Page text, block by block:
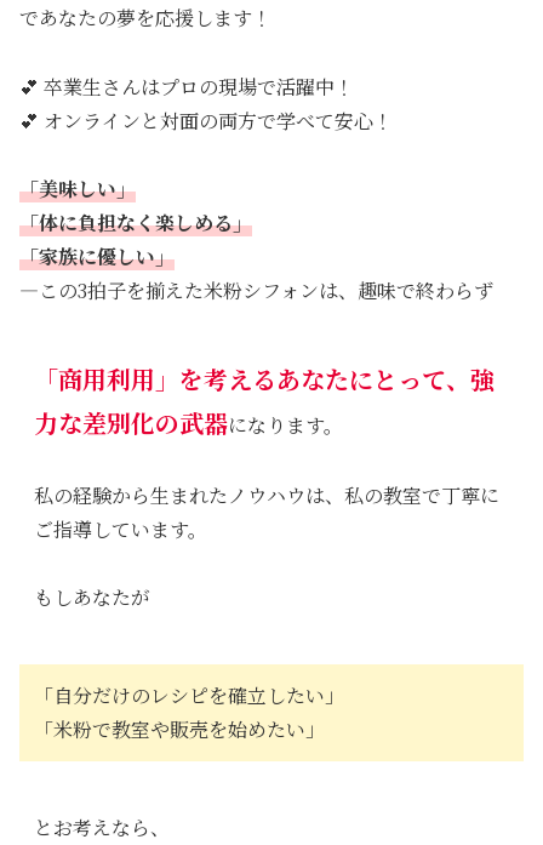
であなたの夢を応援します！
💕 卒業生さんはプロの現場で活躍中！
💕 オンラインと対面の両方で学べて安心！
「美味しい」
「体に負担なく楽しめる」
「家族に優しい」
—この3拍子を揃えた米粉シフォンは、趣味で終わらず
「商用利用」 を考えるあなたにとって、強
力な差別化の武器になります。
私の経験から生まれたノウハウは、私の教室で丁寧に
ご指導しています。
もしあなたが
「自分だけのレシピを確立したい」
「米粉で教室や販売を始めたい」
とお考えなら、